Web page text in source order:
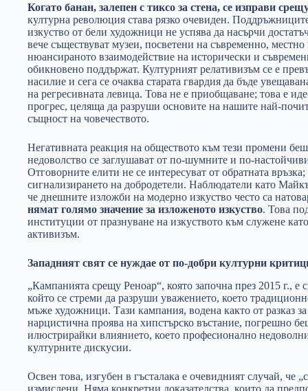
Когато банан, залепен с тиксо за стена, се изправи
културна революция става рязко очевиден.
изкуство от бели художници не успява да насърчи
вече съществуват музеи, посветени на съвременно,
нюансираното взаимодействие на исторически и
обикновено поддържат. Културният релативизъм се е
насилие и сега се очаква старата гвардия да бъде
на регресивната левица. Това не е приобщаване; това е
прогрес, целяща да разруши основите на нашите най-
същност на човечеството.
Негативната реакция на обществото към тези промени
недоволство се заглушават от по-шумните и по-
Отговорните елити не се интересуват от обратната
сигнализирането на добродетели. Наблюдатели като
че днешните изложби на модерно изкуство често са
нямат голямо значение за изложеното изкуство. Това
институции от празнуване на изкуството към служене
активизъм.
Западният свят се нуждае от по-добри културни
„Кампанията срещу Реноар“, която започна през 2015 г.,
който се стреми да разруши уважението, което
мъже художници. Тази кампания, водена както от разказ
нарцистична проява на хипстърско въстание, погрешно
илюстрирайки влиянието, което професионално
културните дискусии.
Освен това, изгубен в гъсталака е очевидният случай, че
измислени. Няма конкретни доказателства, които да